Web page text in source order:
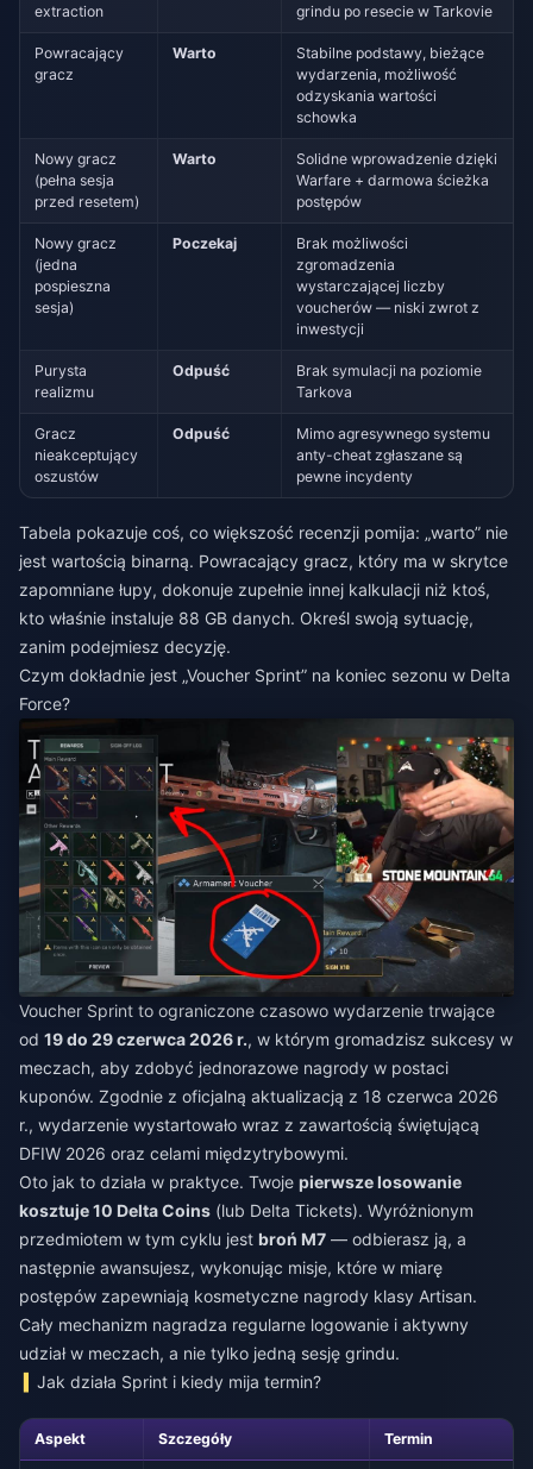
extraction
grindu po resecie w Tarkovie
Powracający
gracz
Warto
Stabilne podstawy, bieżące
wydarzenia, możliwość
odzyskania wartości
schowka
Nowy gracz
(pełna sesja
przed resetem)
Warto
Solidne wprowadzenie dzięki
Warfare + darmowa ścieżka
postępów
Nowy gracz
(jedna
pospieszna
sesja)
Poczekaj
Brak możliwości
zgromadzenia
wystarczającej liczby
voucherów — niski zwrot z
inwestycji
Purysta
realizmu
Odpuść
Brak symulacji na poziomie
Tarkova
Gracz
nieakceptujący
oszustów
Odpuść
Mimo agresywnego systemu
anty-cheat zgłaszane są
pewne incydenty
Tabela pokazuje coś, co większość recenzji pomija: „warto” nie
jest wartością binarną. Powracający gracz, który ma w skrytce
zapomniane łupy, dokonuje zupełnie innej kalkulacji niż ktoś,
kto właśnie instaluje 88 GB danych. Określ swoją sytuację,
zanim podejmiesz decyzję.
Czym dokładnie jest „Voucher Sprint” na koniec sezonu w Delta
Force?
Voucher Sprint to ograniczone czasowo wydarzenie trwające
od 19 do 29 czerwca 2026 r., w którym gromadzisz sukcesy w
meczach, aby zdobyć jednorazowe nagrody w postaci
kuponów. Zgodnie z oficjalną aktualizacją z 18 czerwca 2026
r., wydarzenie wystartowało wraz z zawartością świętującą
DFIW 2026 oraz celami międzytrybowymi.
Oto jak to działa w praktyce. Twoje pierwsze losowanie
kosztuje 10 Delta Coins (lub Delta Tickets). Wyróżnionym
przedmiotem w tym cyklu jest broń M7 — odbierasz ją, a
następnie awansujesz, wykonując misje, które w miarę
postępów zapewniają kosmetyczne nagrody klasy Artisan.
Cały mechanizm nagradza regularne logowanie i aktywny
udział w meczach, a nie tylko jedną sesję grindu.
Jak działa Sprint i kiedy mija termin?
Aspekt Szczegóły Termin